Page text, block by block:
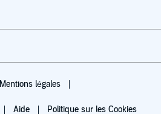
Mentions légales
Aide Politique sur les Cookies